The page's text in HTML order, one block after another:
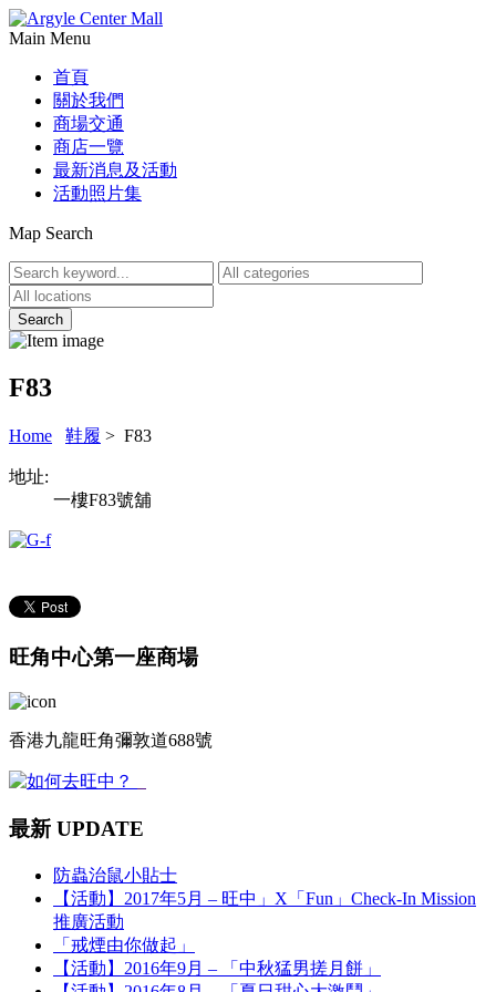
Main Menu
首頁
關於我們
商場交通
商店一覽
最新消息及活動
活動照片集
Map Search
F83
Home 鞋履 > F83
地址:
一樓F83號舖
旺角中心第一座商場
香港九龍旺角彌敦道688號
最新 UPDATE
防蟲治鼠小貼士
【活動】2017年5月 – 旺中」X「Fun」Check-In Mission
推廣活動
「戒煙由你做起」
【活動】2016年9月 – 「中秋猛男搓月餅」